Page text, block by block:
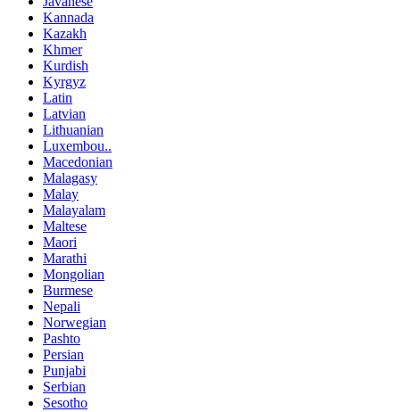
Kannada
Kazakh
Khmer
Kurdish
Kyrgyz
Latin
Latvian
Lithuanian
Luxembou..
Macedonian
Malagasy
Malay
Malayalam
Maltese
Maori
Marathi
Mongolian
Burmese
Nepali
Norwegian
Pashto
Persian
Punjabi
Serbian
Sesotho